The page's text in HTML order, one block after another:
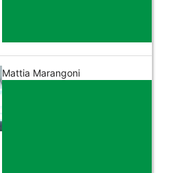
Mattia Marangoni